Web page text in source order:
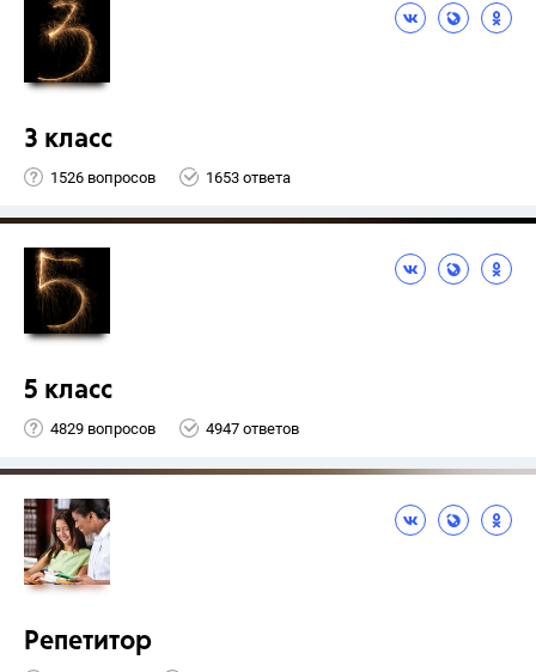
3 класс
1526 вопросов 1653 ответа
5 класс
4829 вопросов 4947 ответов
Репетитор